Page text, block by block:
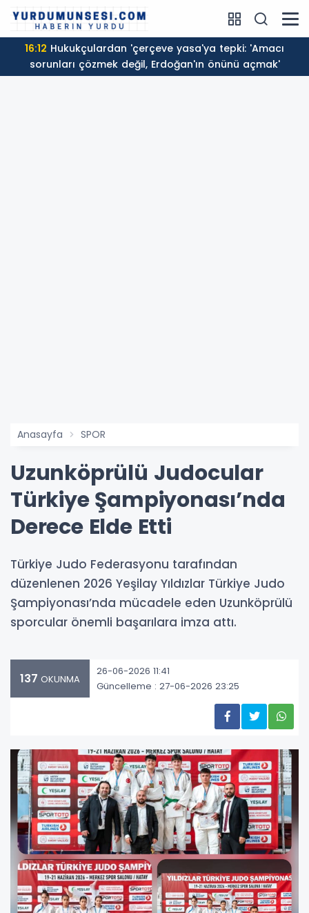
16:12
sorunları çözmek değil, Erdoğan'ın önünü açmak'
Anasayfa SPOR
Uzunköprülü Judocular
Türkiye Şampiyonası’nda
Derece Elde Etti
Türkiye Judo Federasyonu tarafından
düzenlenen 2026 Yeşilay Yıldızlar Türkiye Judo
Şampiyonası’nda mücadele eden Uzunköprülü
sporcular önemli başarılara imza attı.
137 OKUNMA
26-06-2026 11:41
Güncelleme : 27-06-2026 23:25